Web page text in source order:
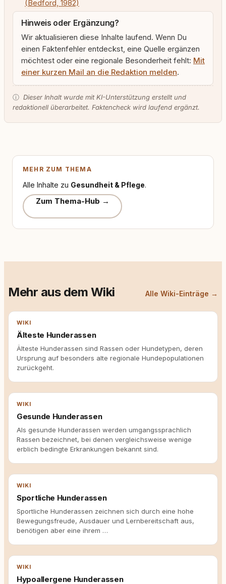
(Bedford, 1982)
Hinweis oder Ergänzung?
Wir aktualisieren diese Inhalte laufend. Wenn Du
einen Faktenfehler entdeckst, eine Quelle ergänzen
möchtest oder eine regionale Besonderheit fehlt: Mit
einer kurzen Mail an die Redaktion melden.
ⓘ Dieser Inhalt wurde mit KI-Unterstützung erstellt und
redaktionell überarbeitet. Faktencheck wird laufend ergänzt.
MEHR ZUM THEMA
Alle Inhalte zu Gesundheit & Pflege.
Zum Thema-Hub →
Mehr aus dem Wiki Alle Wiki-Einträge →
WIKI
Älteste Hunderassen
Älteste Hunderassen sind Rassen oder Hundetypen, deren
Ursprung auf besonders alte regionale Hundepopulationen
zurückgeht.
WIKI
Gesunde Hunderassen
Als gesunde Hunderassen werden umgangssprachlich
Rassen bezeichnet, bei denen vergleichsweise wenige
erblich bedingte Erkrankungen bekannt sind.
WIKI
Sportliche Hunderassen
Sportliche Hunderassen zeichnen sich durch eine hohe
Bewegungsfreude, Ausdauer und Lernbereitschaft aus,
benötigen aber eine ihrem …
WIKI
Hypoallergene Hunderassen